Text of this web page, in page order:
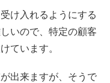
け入れるようにする
いので、特定の顧客
ています。
出来ますが、そうで